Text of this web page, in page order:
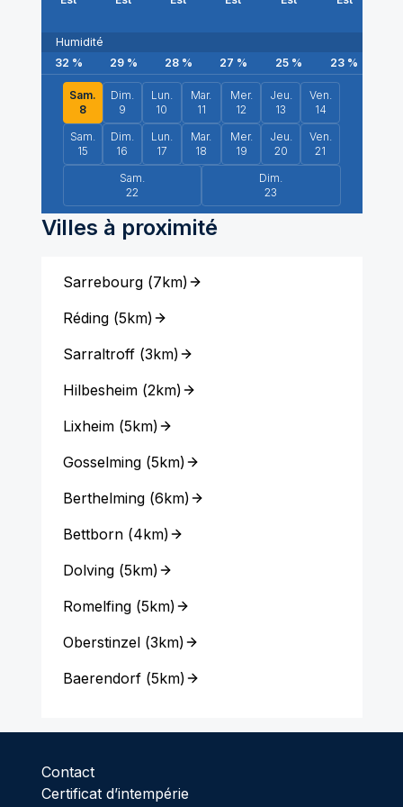
Humidité
32 % 29% 28% 27 % 25% 23 %
Sam.
8
Dim.
9
Lun.
10
Mar.
11
Mer.
12
Jeu.
13
Ven.
14
Sam.
15
Dim.
16
Lun.
17
Mar.
18
Mer.
19
Jeu.
20
Ven.
21
Sam.
22
Dim.
23
Villes à proximité
Sarrebourg(7km)
Réding(5km)
Sarraltroff(3km)
Hilbesheim(2km)
Lixheim(5km)
Gosselming(5km)
Berthelming(6km)
Bettborn(4km)
Dolving(5km)
Romelfing(5km)
Oberstinzel(3km)
Baerendorf(5km)
Contact
Certificat d’intempérie